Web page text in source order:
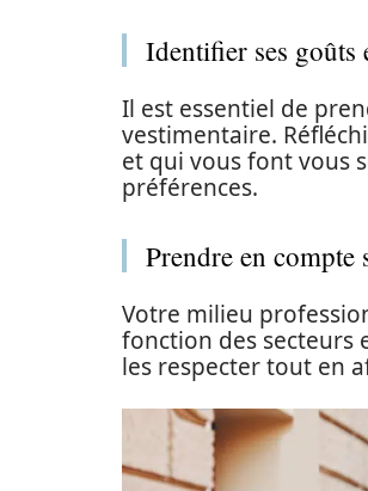
Identifier ses goûts
Il est essentiel de
vestimentaire.
et qui vous font vous
préférences.
Prendre en
Votre milieu
fonction des secteurs
les respecter tout en